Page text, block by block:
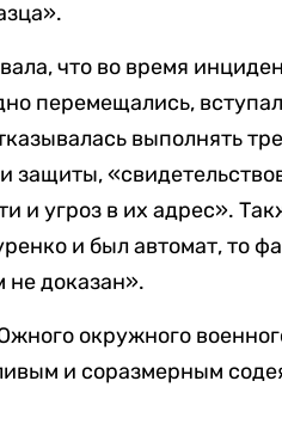
что во время
перемещались,
выполнять
защиты,
и угроз в их адрес».
и был автомат, то
не доказан».
окружного
и соразмерным